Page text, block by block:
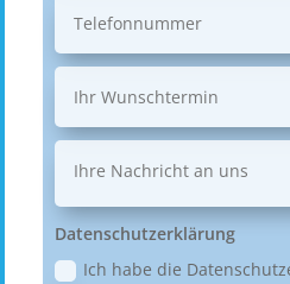
Datenschutzerklärung
Ich habe die